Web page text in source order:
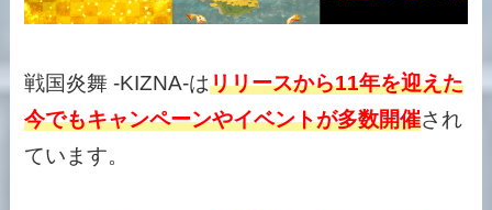
戦国炎舞 -KIZNA-はリリースから11年を迎えた
今でもキャンペーンやイベントが多数開催され
ています。